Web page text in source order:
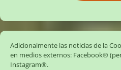
Adicionalmente las noticias de la
en medios externos: Facebook®
Instagram®.